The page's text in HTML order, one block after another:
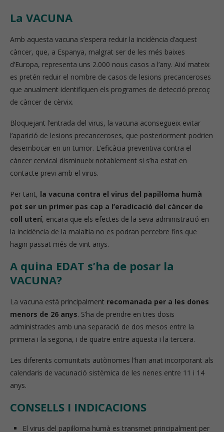
La VACUNA
Amb aquesta vacuna s’espera reduir la incidència d’aquest
càncer, que, a Espanya, malgrat ser de les més baixes
d’Europa, representa uns 2.000 nous casos a l’any. Així mateix
es pretén reduir el nombre de casos de lesions precanceroses
que anualment identifiquen els programes de detecció precoç
de càncer de cèrvix.
Bloquejant l’entrada del virus, la vacuna aconsegueix evitar
l’aparició de lesions precanceroses, que posteriorment podrien
desembocar en un tumor. L’eficàcia preventiva contra el
càncer cervical disminueix notablement si s’ha estat en
contacte previ amb el virus.
Per tant, la vacuna contra el virus del papil·loma humà
pot ser un primer pas cap a l’eradicació del càncer de
coll uterí, encara que els efectes de la seva administració en
la incidència de la malaltia no es podran percebre fins que
hagin passat més de vint anys.
A quina EDAT s’ha de posar la
VACUNA?
La vacuna està principalment recomanada per a les dones
menors de 26 anys. S’ha de prendre en tres dosis
administrades amb una separació de dos mesos entre la
primera i la segona, i de quatre entre aquesta i la tercera.
Les diferents comunitats autònomes l’han anat incorporant als
calendaris de vacunació sistèmica de les nenes entre 11 i 14
anys.
CONSELLS I INDICACIONS
El virus del papil·loma humà es transmet principalment per